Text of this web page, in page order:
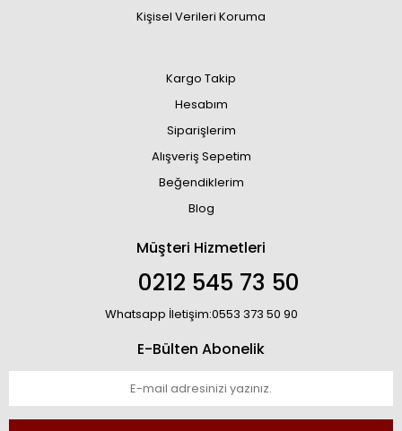
Kişisel Verileri Koruma
Kargo Takip
Hesabım
Siparişlerim
Alışveriş Sepetim
Beğendiklerim
Blog
Müşteri Hizmetleri
0212 545 73 50
Whatsapp İletişim:0553 373 50 90
E-Bülten Abonelik